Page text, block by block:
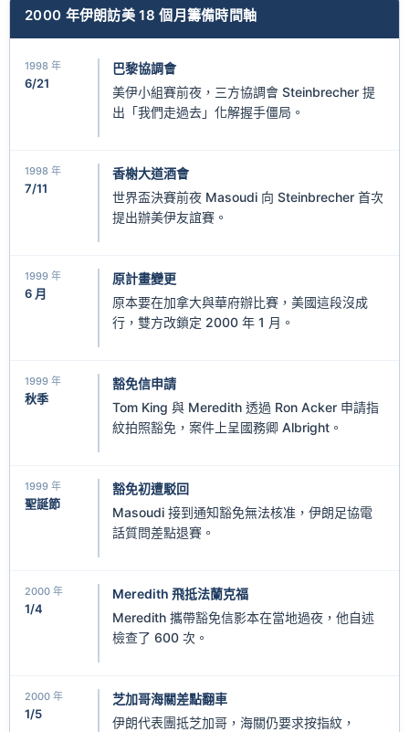
2000 年伊朗訪美 18 個月籌備時間軸
1998 年
6/21
巴黎協調會
美伊小組賽前夜，三方協調會 Steinbrecher 提
出「我們走過去」化解握手僵局。
1998 年
7/11
香榭大道酒會
世界盃決賽前夜 Masoudi 向 Steinbrecher 首次
提出辦美伊友誼賽。
1999 年
6 月
原計畫變更
原本要在加拿大與華府辦比賽，美國這段沒成
行，雙方改鎖定 2000 年 1 月。
1999 年
秋季
豁免信申請
Tom King 與 Meredith 透過 Ron Acker 申請指
紋拍照豁免，案件上呈國務卿 Albright。
1999 年
聖誕節
豁免初遭駁回
Masoudi 接到通知豁免無法核准，伊朗足協電
話質問差點退賽。
2000 年
1/4
Meredith 飛抵法蘭克福
Meredith 攜帶豁免信影本在當地過夜，他自述
檢查了 600 次。
2000 年
1/5
芝加哥海關差點翻車
伊朗代表團抵芝加哥，海關仍要求按指紋，